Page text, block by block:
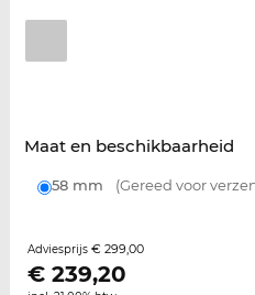
Maat en beschikbaarheid
58 mm (Gereed voor
Adviesprijs € 299,00
€ 239,20